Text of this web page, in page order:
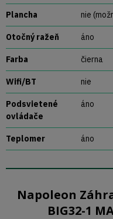
Plancha nie
Otočný ražeň áno
Farba čierna
Wifi/BT nie
Podsvietené
ovládače
áno
Teplomer áno
Napoleon
BIG32-1